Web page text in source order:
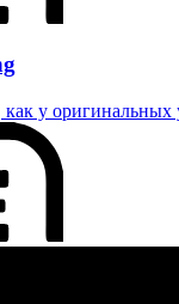
у оригинальных